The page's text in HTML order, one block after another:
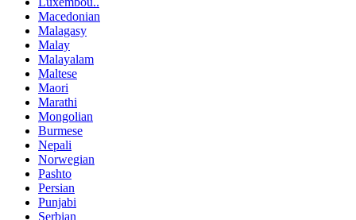
Macedonian
Malagasy
Malay
Malayalam
Maltese
Maori
Marathi
Mongolian
Burmese
Nepali
Norwegian
Pashto
Persian
Punjabi
Serbian